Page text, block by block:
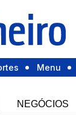
Menu
NEGÓCIOS